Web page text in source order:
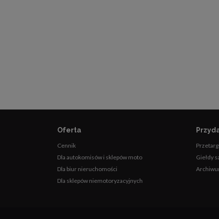
Oferta
Cennik
Dla autokomisów i sklepów moto
Dla biur nieruchomości
Dla sklepów niemotoryzacyjnych
Giełdy